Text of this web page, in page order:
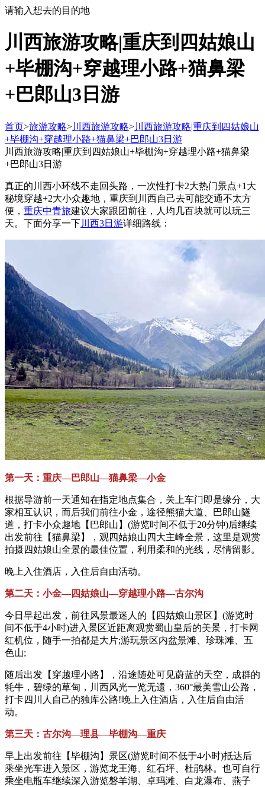
请输入想去的目的地
川西旅游攻略|重庆到四姑娘山
+毕棚沟+穿越理小路+猫鼻梁
+巴郎山3日游
首页>旅游攻略>川西旅游攻略>川西旅游攻略|重庆到四姑娘山
+毕棚沟+穿越理小路+猫鼻梁+巴郎山3日游
川西旅游攻略|重庆到四姑娘山+毕棚沟+穿越理小路+猫鼻梁
+巴郎山3日游
真正的川西小环线不走回头路，一次性打卡2大热门景点+1大
秘境穿越+2大小众趣地，重庆到川西自己去可能交通不太方
便， 重庆中青旅建议大家跟团前往，人均几百块就可以玩三
天。下面分享一下川西3日游详细路线：
第一天：重庆—巴郎山—猫鼻梁—小金
根据导游前一天通知在指定地点集合，关上车门即是缘分，大
家相互认识，而后我们前往小金，途径熊猫大道、巴郎山隧
道，打卡小众趣地【巴郎山】(游览时间不低于20分钟)后继续
出发前往【猫鼻梁】，观四姑娘山四大主峰全景，这里是观赏
拍摄四姑娘山全景的最佳位置，利用柔和的光线，尽情留影。
晚上入住酒店，入住后自由活动。
第二天：小金—四姑娘山—穿越理小路—古尔沟
今日早起出发，前往风景最迷人的【四姑娘山景区】(游览时
间不低于4小时)进入景区近距离观赏蜀山皇后的美景，打卡网
红机位，随手一拍都是大片;游玩景区内盆景滩、珍珠滩、五
色山;
随后出发【穿越理小路】，沿途随处可见蔚蓝的天空，成群的
牦牛，碧绿的草甸，川西风光一览无遗，360°最美雪山公路，
打卡四川人自己的独库公路!晚上入住酒店，入住后自由活
动。
第三天：古尔沟—理县—毕棚沟—重庆
早上出发前往【毕棚沟】景区(游览时间不低于4小时)抵达后
乘坐光车进入景区，游览龙王海、红石坪、杜鹃林。也可自行
乘坐电瓶车继续深入游览磐羊湖、卓玛滩、白龙瀑布、燕子